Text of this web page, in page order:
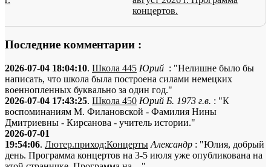
концертов.
Последние комментарии :
2026-07-04 18:04:10. Школа 445 Юрий : "Нелишне было бы
написать, что школа была построена силами немецких
военнопленных буквально за один год."
2026-07-04 17:43:25. Школа 450 Юрий Б. 1973 г.в. : "К
воспоминаниям М. Филановской - Фамилия Нины
Дмитриевны - Кирсанова - учитель истории."
2026-07-01
19:54:06. Лютер.приход:Концерты Александр : "Юлия, добрый
день. Программа концертов на 3-5 июля уже опубликована на